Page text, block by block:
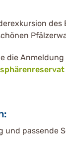
die
und passende